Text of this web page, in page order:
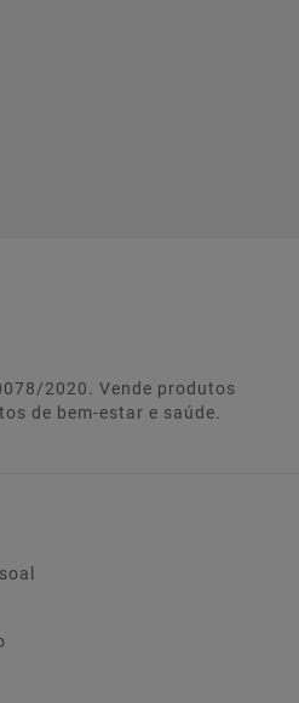
2020. Vende produtos
de bem-estar e saúde.